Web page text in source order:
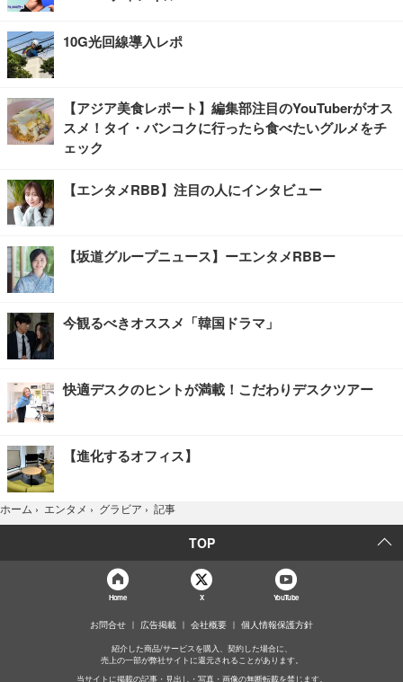
10G光回線導入レポ
【アジア美食レポート】編集部注目のYouTuberがオス
スメ！タイ・バンコクに行ったら食べたいグルメをチ
ェック
【エンタメRBB】注目の人にインタビュー
【坂道グループニュース】ーエンタメRBBー
今観るべきオススメ「韓国ドラマ」
快適デスクのヒントが満載！こだわりデスクツアー
【進化するオフィス】
ホーム › エンタメ › グラビア › 記事
TOP
Home X YouTube
お問合せ 広告掲載 会社概要 個人情報保護方針
紹介した商品/サービスを購入、契約した場合に、
売上の一部が弊社サイトに還元されることがあります。
当サイトに掲載の記事・見出し・写真・画像の無断転載を禁じます。